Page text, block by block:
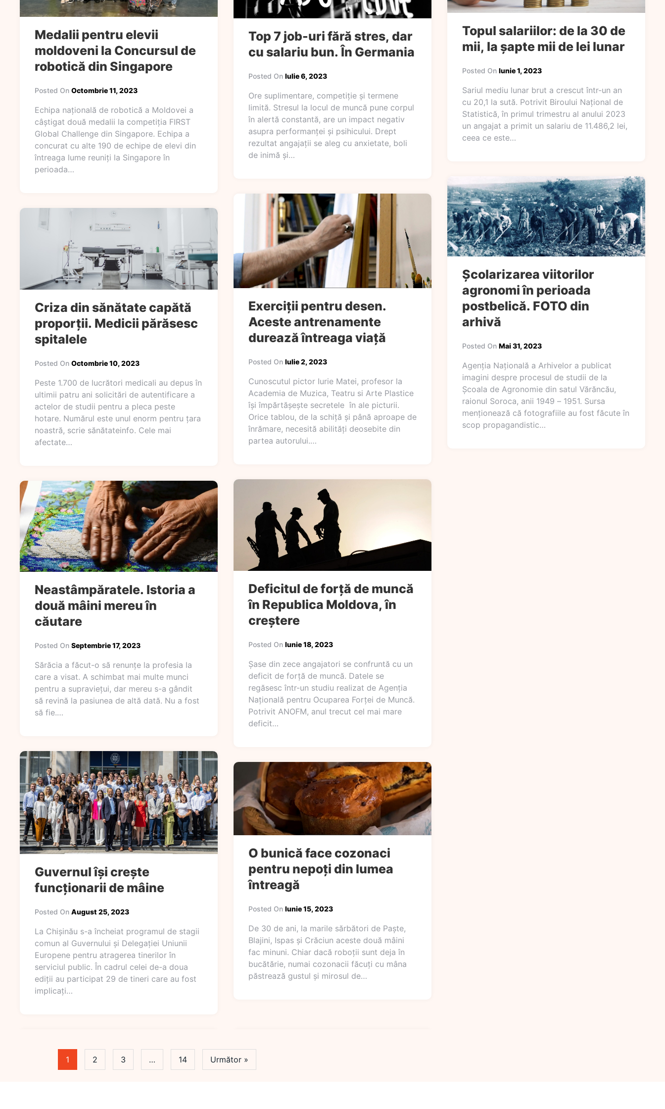
Medalii pentru elevii
moldoveni la Concursul de
robotică din Singapore
Posted On Octombrie 11, 2023
Echipa națională de robotică a Moldovei a
câștigat două medalii la competiția FIRST
Global Challenge din Singapore. Echipa a
concurat cu alte 190 de echipe de elevi din
întreaga lume reuniți la Singapore în
perioada…
Criza din sănătate capătă
proporții. Medicii părăsesc
spitalele
Posted On Octombrie 10, 2023
Peste 1.700 de lucrători medicali au depus în
ultimii patru ani solicitări de autentificare a
actelor de studii pentru a pleca peste
hotare. Numărul este unul enorm pentru țara
noastră, scrie sănătateinfo. Cele mai
afectate…
Neastâmpăratele. Istoria a
două mâini mereu în
căutare
Posted On Septembrie 17, 2023
Sărăcia a făcut-o să renunțe la profesia la
care a visat. A schimbat mai multe munci
pentru a supraviețui, dar mereu s-a gândit
să revină la pasiunea de altă dată. Nu a fost
să fie.…
Guvernul își crește
funcționarii de mâine
Posted On August 25, 2023
La Chișinău s-a încheiat programul de stagii
comun al Guvernului și Delegației Uniunii
Europene pentru atragerea tinerilor în
serviciul public. În cadrul celei de-a doua
ediții au participat 29 de tineri care au fost
implicați…
Top 7 job-uri fără stres, dar
cu salariu bun. În Germania
Posted On Iulie 6, 2023
Ore suplimentare, competiție și termene
limită. Stresul la locul de muncă pune corpul
în alertă constantă, are un impact negativ
asupra performanței și psihicului. Drept
rezultat angajații se aleg cu anxietate, boli
de inimă și…
Exerciții pentru desen.
Aceste antrenamente
durează întreaga viață
Posted On Iulie 2, 2023
Cunoscutul pictor Iurie Matei, profesor la
Academia de Muzica, Teatru si Arte Plastice
își împărtășește secretele în ale picturii.
Orice tablou, de la schiță și până aproape de
înrămare, necesită abilități deosebite din
partea autorului.…
Deficitul de forță de muncă
în Republica Moldova, în
creștere
Posted On Iunie 18, 2023
Șase din zece angajatori se confruntă cu un
deficit de forță de muncă. Datele se
regăsesc într-un studiu realizat de Agenția
Națională pentru Ocuparea Forței de Muncă.
Potrivit ANOFM, anul trecut cel mai mare
deficit…
O bunică face cozonaci
pentru nepoți din lumea
întreagă
Posted On Iunie 15, 2023
De 30 de ani, la marile sărbători de Paște,
Blajini, Ispas și Crăciun aceste două mâini
fac minuni. Chiar dacă roboții sunt deja în
bucătărie, numai cozonacii făcuți cu mâna
păstrează gustul și mirosul de…
Topul salariilor: de la 30 de
mii, la șapte mii de lei lunar
Posted On Iunie 1, 2023
Sariul mediu lunar brut a crescut într-un an
cu 20,1 la sută. Potrivit Biroului Național de
Statistică, în primul trimestru al anului 2023
un angajat a primit un salariu de 11.486,2 lei,
ceea ce este…
Școlarizarea viitorilor
agronomi în perioada
postbelică. FOTO din
arhivă
Posted On Mai 31, 2023
Agenția Națională a Arhivelor a publicat
imagini despre procesul de studii de la
Școala de Agronomie din satul Vărăncău,
raionul Soroca, anii 1949 – 1951. Sursa
menționează că fotografiile au fost făcute în
scop propagandistic…
1 2 3 … 14 Următor »